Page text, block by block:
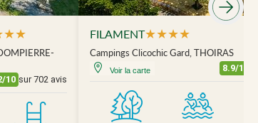
★★
10 sur 702 avis
FILAMENT★★★★
Campings Clicochic Gard, THOIRAS
Voir la carte 8.9/10